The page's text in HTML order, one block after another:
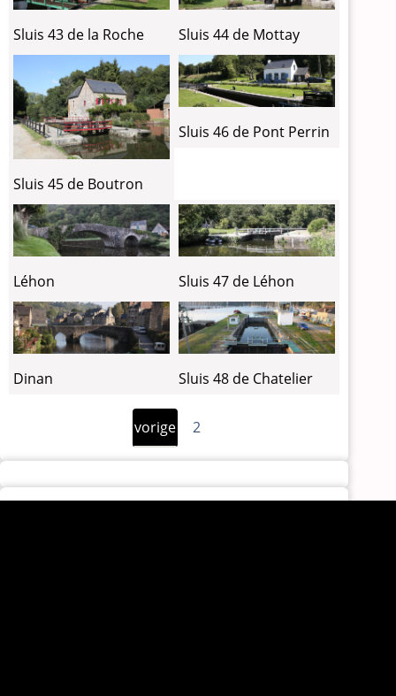
Sluis 43 de la Roche Sluis 44 de Mottay
Sluis 45 de Boutron
Sluis 46 de Pont Perrin
Léhon Sluis 47 de Léhon
Dinan Sluis 48 de Chatelier
Vorige
pagina
vorige 2